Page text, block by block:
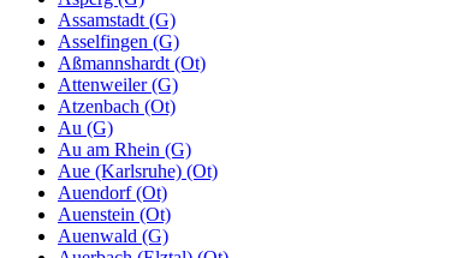
Assamstadt (G)
Asselfingen (G)
Aßmannshardt (Ot)
Attenweiler (G)
Atzenbach (Ot)
Au (G)
Au am Rhein (G)
Aue (Karlsruhe) (Ot)
Auendorf (Ot)
Auenstein (Ot)
Auenwald (G)